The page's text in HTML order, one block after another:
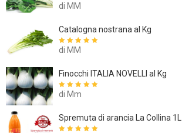
Valutato
di MM
Catalogna nostrana al Kg
Valutato
di MM
Finocchi ITALIA NOVELLI al Kg
Valutato
di Mm
Spremuta di arancia La Collina 1L